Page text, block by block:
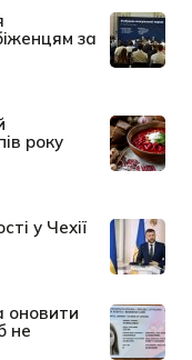
за
року
у Чехії
оновити
не